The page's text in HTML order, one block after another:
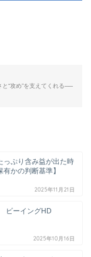
“攻め”を支えてくれる──
っぷり含み益が出た時
かの判断基準】
2025年11月21日
ビーイングHD
2025年10月16日